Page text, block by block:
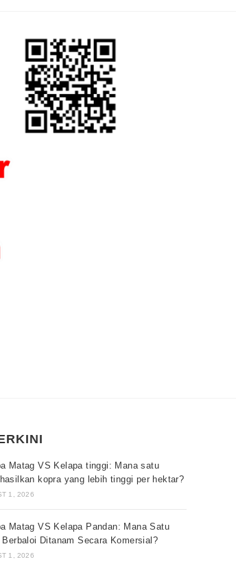
Matag VS Kelapa tinggi: Mana satu
kopra yang lebih tinggi per hektar?
1, 2026
Matag VS Kelapa Pandan: Mana Satu
Berbaloi Ditanam Secara Komersial?
1, 2026